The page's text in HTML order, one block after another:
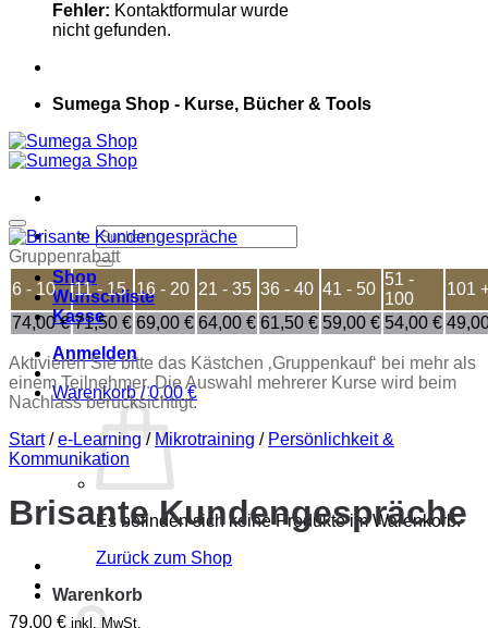
Fehler: Kontaktformular wurde
nicht gefunden.
Sumega Shop - Kurse, Bücher & Tools
Suchen
nach:
Shop
Wunschliste
Kasse
Anmelden
Warenkorb /0,00€
Es befinden sich keine Produkte im Warenkorb.
Zurück zum Shop
Warenkorb
Gruppenrabatt
6 - 10
11 - 15 16 - 20 21 - 35 36 - 40 41 - 50
51 -
100
101
74,00€ 71,50 € 69,00 € 64,00 € 61,50 € 59,00 € 54,00 €
Aktivieren Sie bitte das Kästchen ‚Gruppenkauf‘ bei mehr als
einem Teilnehmer. Die Auswahl mehrerer Kurse wird beim
Nachlass berücksichtigt.
Start / e-Learning / Mikrotraining / Persönlichkeit &
Kommunikation
Brisante Kundengespräche
79,00 € inkl. MwSt.